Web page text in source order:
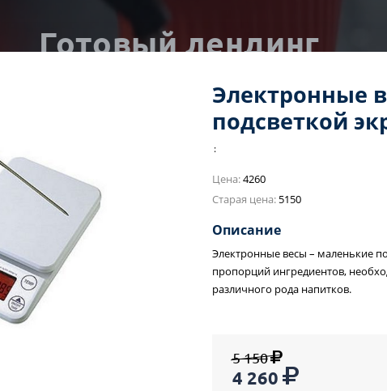
Готовый лендинг
с интернет-магазином
Продуманный лендинг с корзиной, оформлением заказа и
онлайн оплатой на редакции 1С-Битрикс: Старт
Работаем без
Электронные
подсветкой
:
Цена:4260
Старая цена:5150
Описание
Электронные весы – маленькие
пропорций ингредиентов,
различного рода напитков.
5 150
4 260